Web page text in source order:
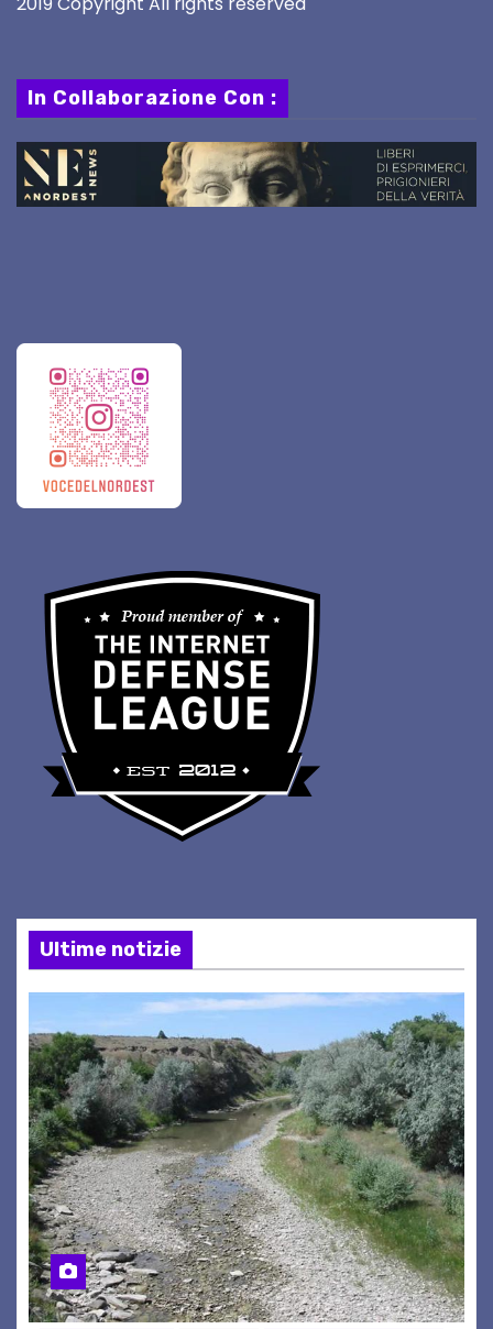
In Collaborazione Con :
Ultime notizie